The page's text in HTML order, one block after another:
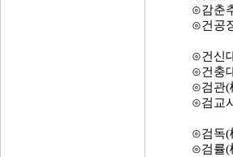
⊙감춘
⊙건공
⊙건신
⊙건충
⊙검관
⊙검교
⊙검독
⊙검률